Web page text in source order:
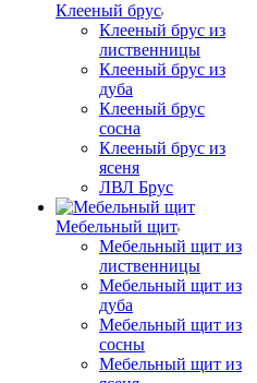
Клееный брус
Клееный брус из
лиственницы
Клееный брус из
дуба
Клееный брус
сосна
Клееный брус из
ясеня
ЛВЛ Брус
Мебельный щит
Мебельный щит из
лиственницы
Мебельный щит из
дуба
Мебельный щит из
сосны
Мебельный щит из